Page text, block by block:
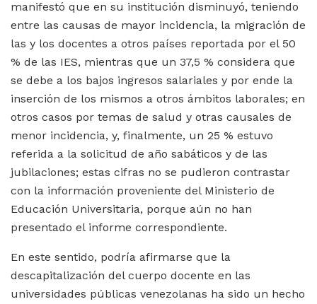
manifestó que en su institución disminuyó, teniendo
entre las causas de mayor incidencia, la migración de
las y los docentes a otros países reportada por el 50
% de las IES, mientras que un 37,5 % considera que
se debe a los bajos ingresos salariales y por ende la
inserción de los mismos a otros ámbitos laborales; en
otros casos por temas de salud y otras causales de
menor incidencia, y, finalmente, un 25 % estuvo
referida a la solicitud de año sabáticos y de las
jubilaciones; estas cifras no se pudieron contrastar
con la información proveniente del Ministerio de
Educación Universitaria, porque aún no han
presentado el informe correspondiente.
En este sentido, podría afirmarse que la
descapitalización del cuerpo docente en las
universidades públicas venezolanas ha sido un hecho